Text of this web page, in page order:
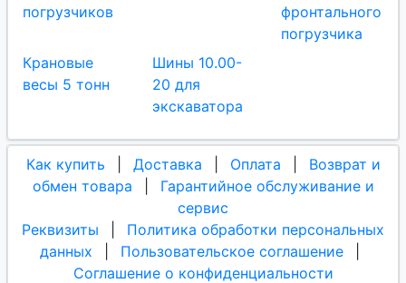
погрузчиков
фронтального
погрузчика
Крановые
весы 5 тонн
Шины 10.00-
20 для
экскаватора
Как купить Доставка Оплата
Возврат и
обмен товара
Гарантийное обслуживание и
сервис
Реквизиты
Политика обработки персональных
данных
Пользовательское соглашение
Соглашение о конфиденциальности